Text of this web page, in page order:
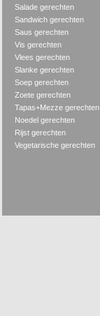
Salade gerechten
Sandwich gerechten
Saus gerechten
Vis gerechten
Vlees gerechten
Slanke gerechten
Soep gerechten
Zoete gerechten
Tapas+Mezze gerechten
Noedel gerechten
Rijst gerechten
Vegetarische gerechten